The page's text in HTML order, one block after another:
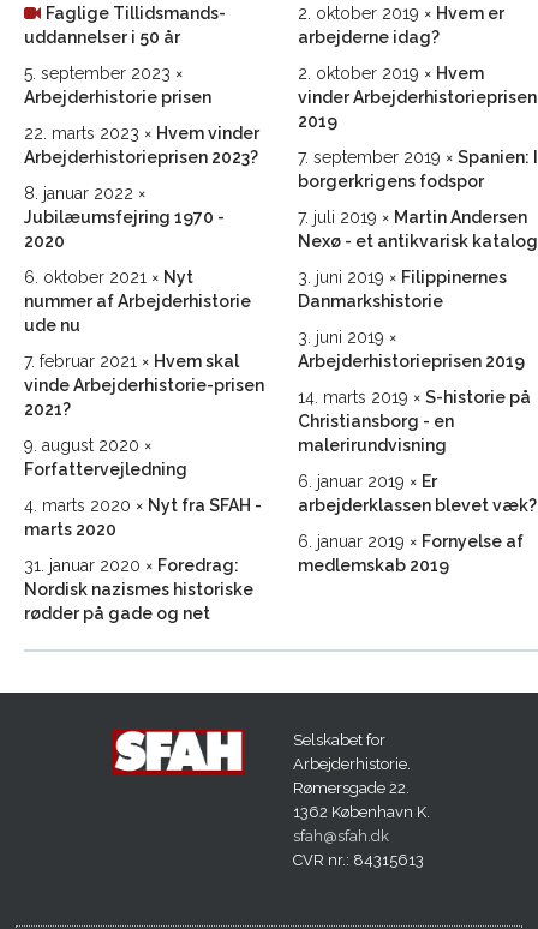
Faglige Tillidsmands­
uddannelser i 50 år
5. september 2023
Arbejderhistorie prisen
22. marts 2023
Hvem vinder
Arbejderhistorie­prisen 2023?
8. januar 2022
Jubilæumsfejring 1970 -
2020
6. oktober 2021
Nyt
nummer af Arbejderhistorie
ude nu
7. februar 2021
Hvem skal
vinde Arbejderhistorie-prisen
2021?
9. august 2020
Forfattervejledning
4. marts 2020
Nyt fra SFAH -
marts 2020
31. januar 2020
Foredrag:
Nordisk nazismes historiske
rødder på gade og net
2. oktober 2019
Hvem er
arbejderne idag?
2. oktober 2019
Hvem
vinder Arbejderhistorieprisen
2019
7. september 2019
Spanien: I
borgerkrigens fodspor
7. juli 2019
Martin Andersen
Nexø - et antikvarisk katalog
3. juni 2019
Filippinernes
Danmarkshistorie
3. juni 2019
Arbejderhistorieprisen 2019
14. marts 2019
S-historie på
Christiansborg - en
malerirundvisning
6. januar 2019
Er
arbejderklassen blevet væk?
6. januar 2019
Fornyelse af
medlemskab 2019
Selskabet for
Arbejderhistorie.
Rømersgade 22.
1362 København K.
sfah@sfah.dk
CVR nr.: 84315613